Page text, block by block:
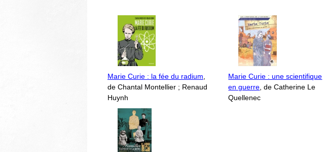
Marie Curie : la fée du radium,
de Chantal Montellier ; Renaud
Huynh
Marie Curie : une scientifique
en guerre, de Catherine Le
Quellenec